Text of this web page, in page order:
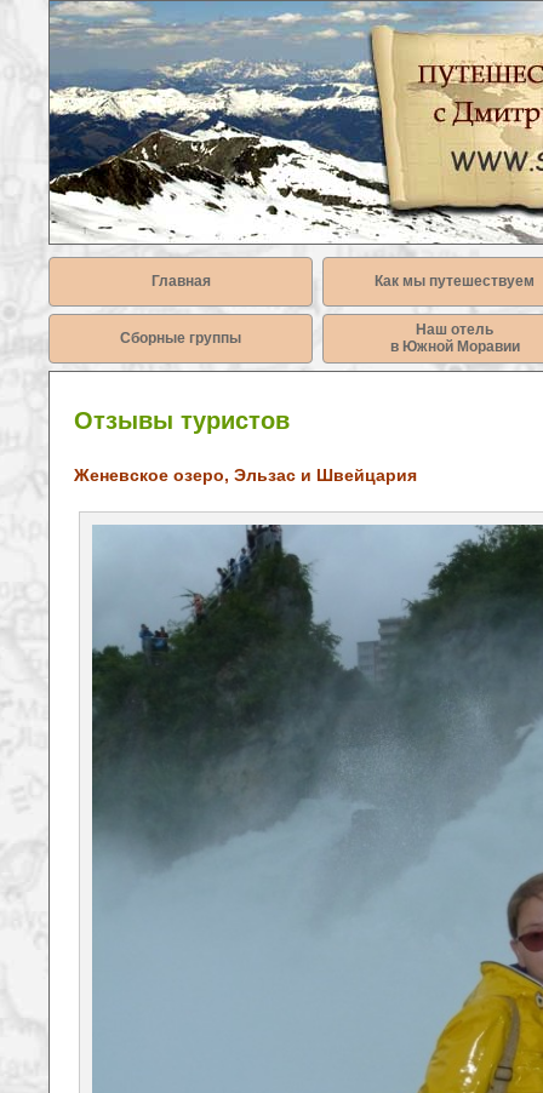
Главная Как мы путешествуем
Сборные группы
Наш отель
в Южной Моравии
Отзывы туристов
Женевское озеро, Эльзас и Швейцария